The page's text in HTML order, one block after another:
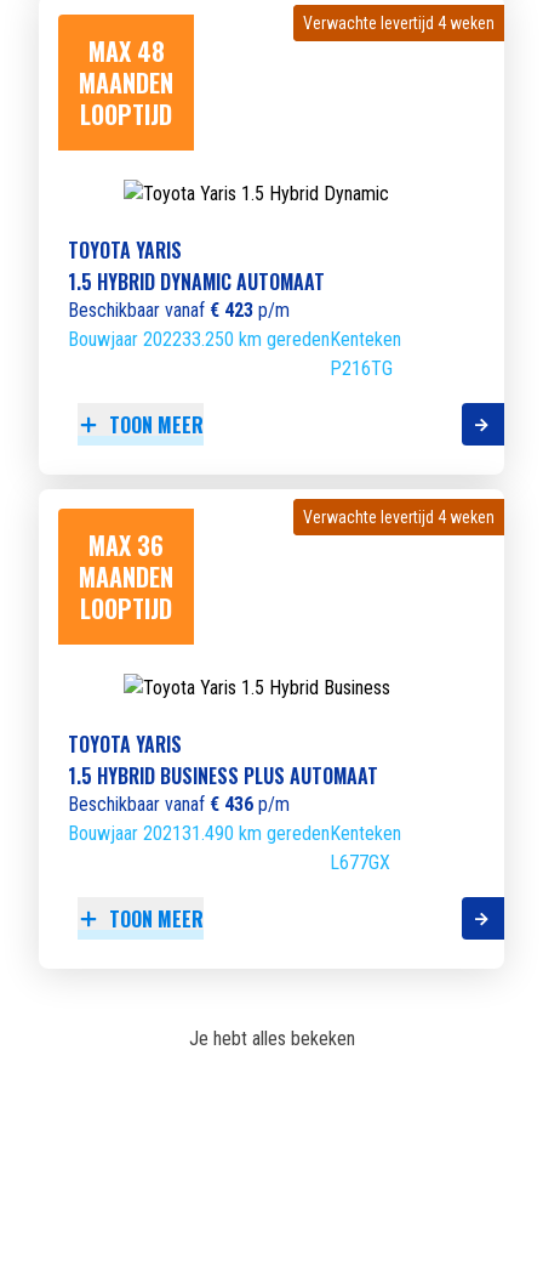
MAX 48
MAANDEN
LOOPTIJD
Verwachte levertijd 4 weken
Verwachte levertijd 4 weken
TOYOTA YARIS
1.5 HYBRID DYNAMIC AUTOMAAT
Beschikbaar vanaf € 423 p/m
Bouwjaar 202233.250 km geredenKenteken
P216TG
TOON MEER
MAX 36
MAANDEN
LOOPTIJD
Verwachte levertijd 4 weken
Verwachte levertijd 4 weken
TOYOTA YARIS
1.5 HYBRID BUSINESS PLUS AUTOMAAT
Beschikbaar vanaf € 436 p/m
Bouwjaar 202131.490 km geredenKenteken
L677GX
TOON MEER
Je hebt alles bekeken